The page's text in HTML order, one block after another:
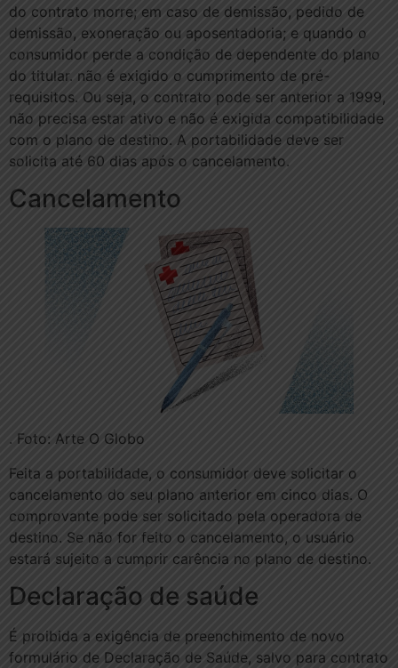
do contrato morre; em caso de demissão, pedido de
demissão, exoneração ou aposentadoria; e quando o
consumidor perde a condição de dependente do plano
do titular. não é exigido o cumprimento de pré-
requisitos. Ou seja, o contrato pode ser anterior a 1999,
não precisa estar ativo e não é exigida compatibilidade
com o plano de destino. A portabilidade deve ser
solicita até 60 dias após o cancelamento.
Cancelamento
. Foto: Arte O Globo
Feita a portabilidade, o consumidor deve solicitar o
cancelamento do seu plano anterior em cinco dias. O
comprovante pode ser solicitado pela operadora de
destino. Se não for feito o cancelamento, o usuário
estará sujeito a cumprir carência no plano de destino.
Declaração de saúde
É proibida a exigência de preenchimento de novo
formulário de Declaração de Saúde, salvo para contrato